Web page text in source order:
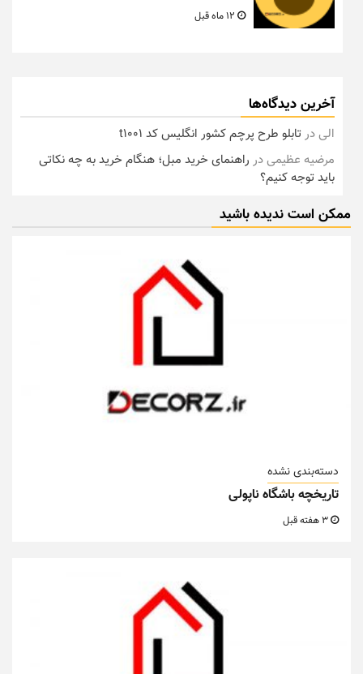
آخرین دیدگاه‌ها
الیدرتابلو طرح پرچم کشور انگلیس کد t1001
مرضیه عظیمیدر راهنمای خرید مبل؛ هنگام خرید به چه نکاتی
باید توجه کنیم؟
ممکن است ندیده باشید
دسته‌بندی نشده
تاریخچه باشگاه ناپولی